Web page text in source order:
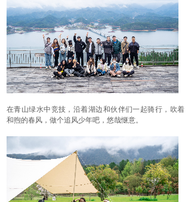
在青山绿水中竞技，沿着湖边和伙伴们一起骑行，吹着
和煦的春风，做个追风少年吧，悠哉惬意。